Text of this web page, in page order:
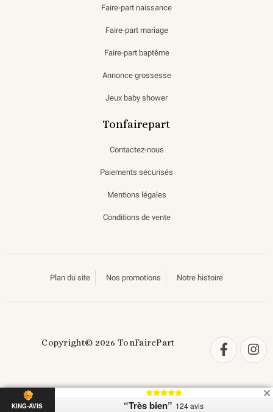
Faire-part naissance
Faire-part mariage
Faire-part baptême
Annonce grossesse
Jeux baby shower
Tonfairepart
Contactez-nous
Paiements sécurisés
Mentions légales
Conditions de vente
Plan du site Nos promotions Notre histoire
Copyright© 2026 TonFairePart
KING-AVIS “Très bien” 124 avis